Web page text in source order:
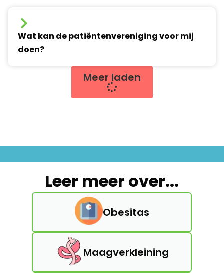
Wat kan de patiëntenvereniging voor mij
doen?
Meer laden
Leer meer over...
Obesitas
Maagverkleining